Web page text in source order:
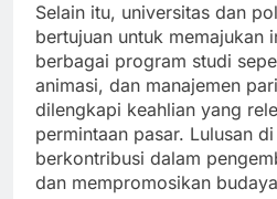
Selain itu, universitas dan
bertujuan untuk memajukan
berbagai program studi
animasi, dan manajemen
dilengkapi keahlian yang
permintaan pasar. Lulusan
berkontribusi dalam
dan mempromosikan